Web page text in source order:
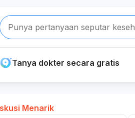
Punya pertanyaan seputar
Tanya dokter secara gratis
Menarik